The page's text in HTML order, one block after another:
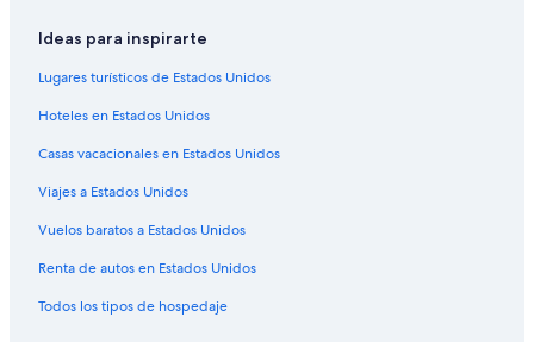
Hoteles 4 estrellas en Lower Garden District
Hoteles todo incluido en Lower Garden District
Hoteles en Lower Garden District
Ideas para inspirarte
Lugares turísticos de Estados Unidos
Hoteles en Estados Unidos
Casas vacacionales en Estados Unidos
Viajes a Estados Unidos
Vuelos baratos a Estados Unidos
Renta de autos en Estados Unidos
Todos los tipos de hospedaje